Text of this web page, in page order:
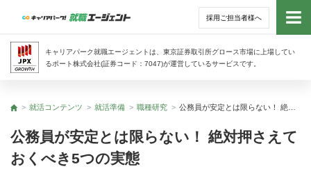
採用ご担当者様へ
キャリアパーク就職エージェントは、東京証券取引所グロース市場に上場してい
るポート株式会社(証券コード：7047)が運営しているサービスです。
トッ
トップ
就活コンテンツ 就活準備 職種研究
公務員が安定とは限らない！ 絶対押さえて
おくべき5つの実態